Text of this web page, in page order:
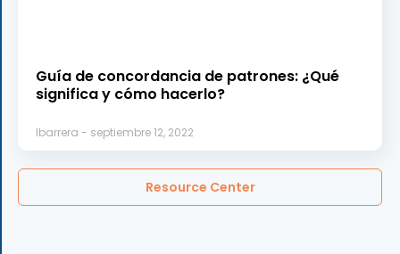
Guía de concordancia de patrones: ¿Qué
significa y cómo hacerlo?
lbarrera septiembre 12, 2022
Resource Center